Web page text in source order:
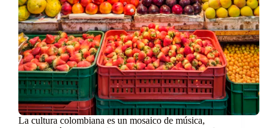
La cultura colombiana es un mosaico de música,